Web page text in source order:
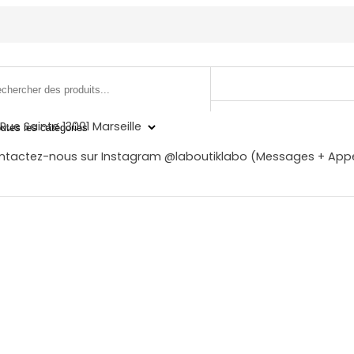
Sainte 13001 Marseille
nous sur Instagram @laboutiklabo (Messages +